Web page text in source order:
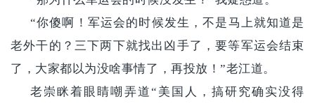
“你傻啊！军运会的时候发生，不是马上就知道是
老外干的？三下两下就找出凶手了，要等军运会结束
了，大家都以为没啥事情了，再投放！”老江道。
老崇眯着眼睛嘲弄道“美国人，搞研究确实没得